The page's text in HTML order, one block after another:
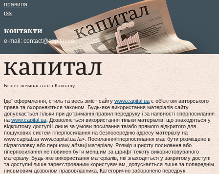
правила
rss
контакти
e-mail: contact@capital.ua
Бізнес починається з Капіталу
Ідеї оформлення, стиль та весь зміст сайту www.capital.uaє об'єктом авторського
права та охороняються законом. Будь-яке використання матеріалів сайту
допускається тільки при дотриманні правил передруку і за наявності гіперпосилання
на www.capital.ua. Дозволяється використання тільки матеріалів, що знаходяться у
відкритому доступі і лише за умови посилання та/або прямого відкритого для
пошукових систем гіперпосилання на безпосередню адресу матеріалу на
www.capital.ua www.capital.ua /a>. Посилання/гіперпосилання має бути розміщене в
підзаголовку або першому абзаці матеріалу. Розмір шрифту посилання або
гіперпосилання не повинен бути меншим за шрифт тексту використовуваного
матеріалу. Будь-яке використання матеріалів, які знаходяться у закритому доступі
та доступні лише зареєстрованим користувачам, допускається лише за попереднім
письмовим дозволом правовласника. Категорично заборонено передрук,